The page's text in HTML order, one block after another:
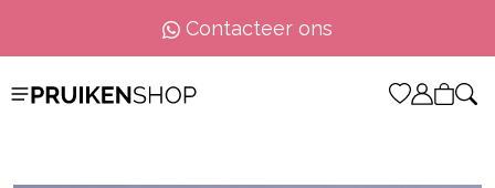
Contacteer ons